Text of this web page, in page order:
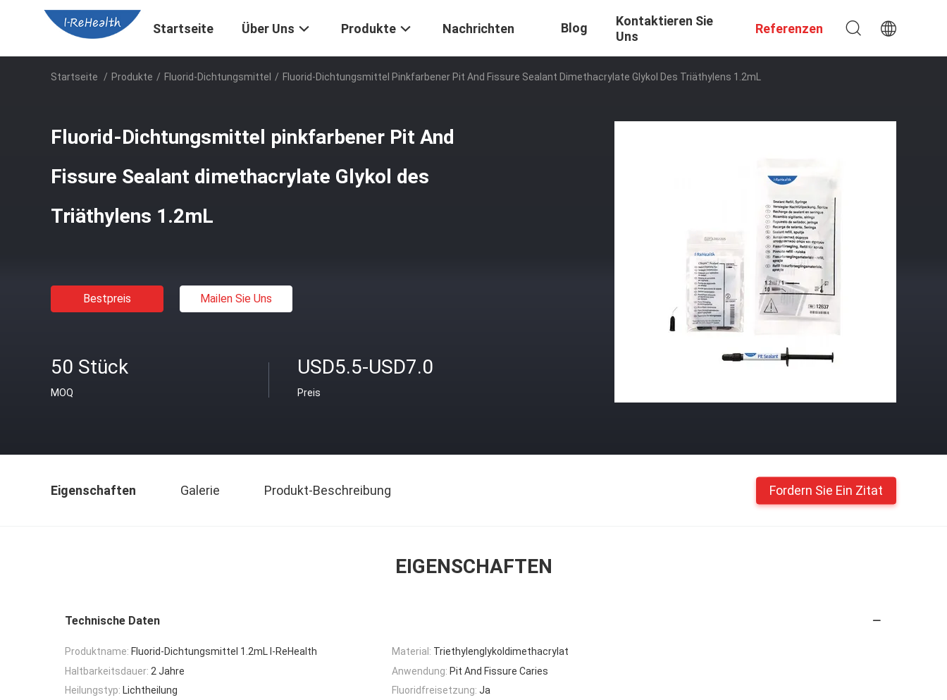
Startseite Über Uns Produkte Nachrichten Blog
Kontaktieren Sie
Uns
Referenzen
Startseite / Produkte / Fluorid-Dichtungsmittel / Fluorid-Dichtungsmittel Pinkfarbener Pit And Fissure Sealant Dimethacrylate Glykol Des Triäthylens 1.2mL
Fluorid-Dichtungsmittel pinkfarbener Pit And
Fissure Sealant dimethacrylate Glykol des
Triäthylens 1.2mL
Bestpreis Mailen Sie Uns
50 Stück
MOQ
USD5.5-USD7.0
Preis
Eigenschaften Galerie Produkt-Beschreibung Fordern Sie Ein Zitat
EIGENSCHAFTEN
Technische Daten
Produktname: Fluorid-Dichtungsmittel 1.2mL I-ReHealth Material: Triethylenglykoldimethacrylat
Haltbarkeitsdauer: 2 Jahre Anwendung: Pit And Fissure Caries
Heilungstyp: Lichtheilung Fluoridfreisetzung: Ja